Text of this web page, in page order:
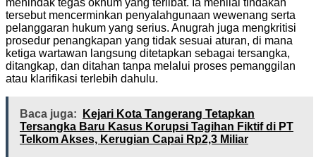
tersebut mencerminkan penyalahgunaan wewenang serta
pelanggaran hukum yang serius. Anugrah juga mengkritisi
prosedur penangkapan yang tidak sesuai aturan, di mana
ketiga wartawan langsung ditetapkan sebagai tersangka,
ditangkap, dan ditahan tanpa melalui proses pemanggilan
atau klarifikasi terlebih dahulu.
Baca juga:
Kejari Kota Tangerang Tetapkan
Tersangka Baru Kasus Korupsi Tagihan Fiktif di PT
Telkom Akses, Kerugian Capai Rp2,3 Miliar